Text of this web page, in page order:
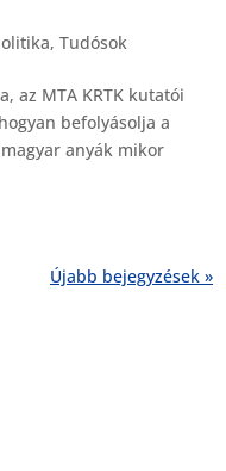
,Tudósok
az MTA KRTK kutatói
befolyásolja a
anyák mikor
Újabb bejegyzések »